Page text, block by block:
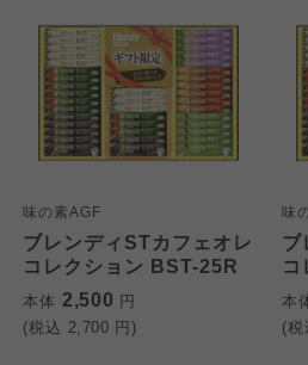
味の素AGF
ブレンディSTカフェオレ
コレクション BST-25R
本体 2,500 円
(税込 2,700 円)
味
ブ
コ
本
(税